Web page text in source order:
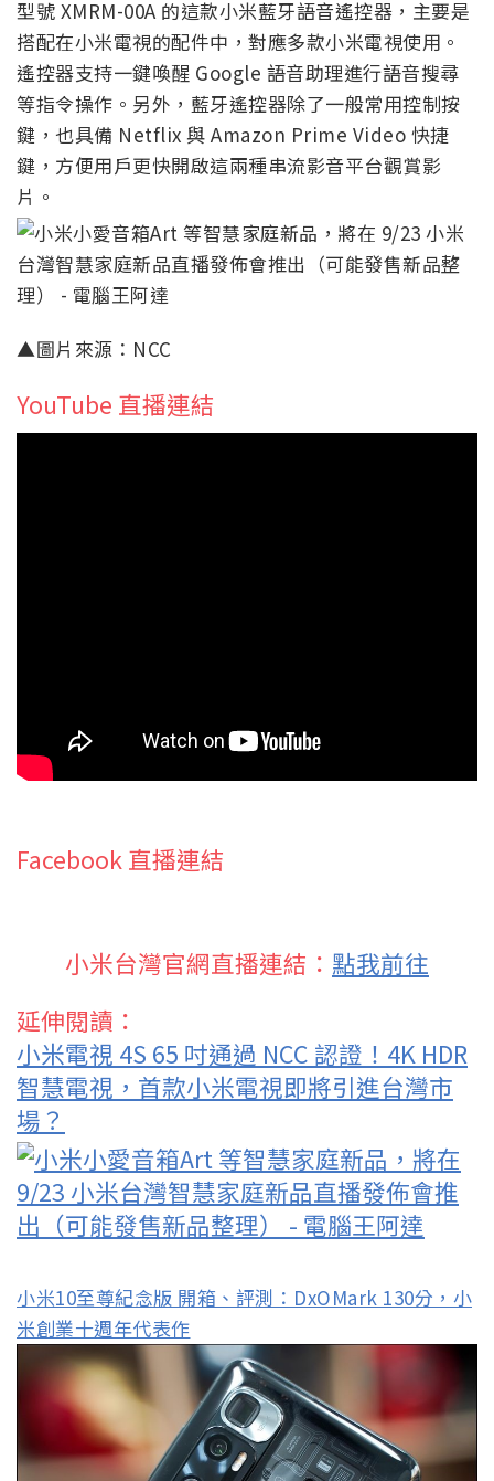
型號 XMRM-00A 的這款小米藍牙語音遙控器，主要是
搭配在小米電視的配件中，對應多款小米電視使用。
遙控器支持一鍵喚醒 Google 語音助理進行語音搜尋
等指令操作。另外，藍牙遙控器除了一般常用控制按
鍵，也具備 Netflix 與 Amazon Prime Video 快捷
鍵，方便用戶更快開啟這兩種串流影音平台觀賞影
片。
▲圖片來源：NCC
YouTube 直播連結
Facebook 直播連結
小米台灣官網直播連結： 點我前往
延伸閱讀：
小米電視 4S 65 吋通過 NCC 認證！4K HDR
智慧電視，首款小米電視即將引進台灣市
場？
小米10至尊紀念版 開箱、評測：DxOMark 130分，小
米創業十週年代表作